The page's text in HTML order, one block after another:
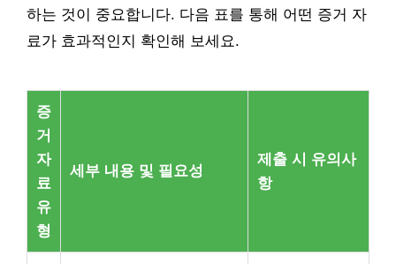
하는 것이 중요합니다. 다음 표를 통해 어떤 증거 자
료가 효과적인지 확인해 보세요.
증
거
자
료
유
형
세부 내용 및 필요성
제출 시 유의사
항